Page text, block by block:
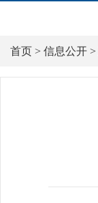
首页 > 信息公开 >